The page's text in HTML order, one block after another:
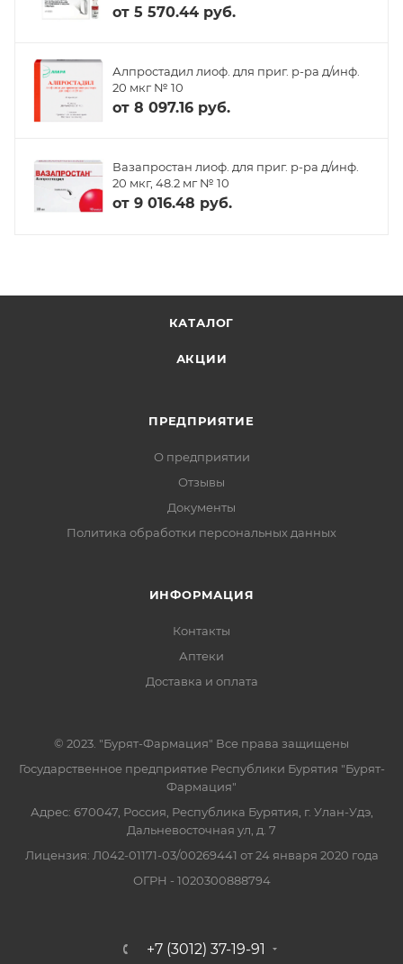
от 5 570.44 руб.
Алпростадил лиоф. для приг. р-ра д/инф.
20 мкг № 10
от 8 097.16 руб.
Вазапростан лиоф. для приг. р-ра д/инф.
20 мкг, 48.2 мг № 10
от 9 016.48 руб.
КАТАЛОГ
АКЦИИ
ПРЕДПРИЯТИЕ
О предприятии
Отзывы
Документы
Политика обработки персональных данных
ИНФОРМАЦИЯ
Контакты
Аптеки
Доставка и оплата
© 2023. "Бурят-Фармация" Все права защищены
Государственное предприятие Республики Бурятия "Бурят-
Фармация"
Адрес: 670047, Россия, Республика Бурятия, г. Улан-Удэ,
Дальневосточная ул, д. 7
Лицензия: Л042-01171-03/00269441 от 24 января 2020 года
ОГРН - 1020300888794
+7 (3012) 37-19-91